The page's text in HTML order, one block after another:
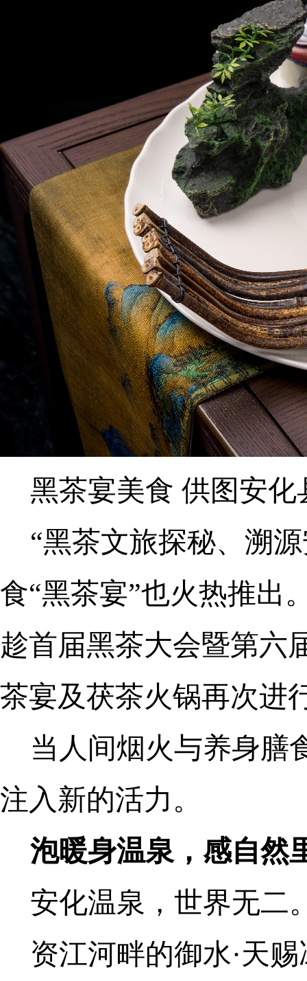
黑茶宴美食 供图安化
“黑茶文旅探秘、溯
食“黑茶宴”也火热推出
趁首届黑茶大会暨第六
茶宴及茯茶火锅再次进
当人间烟火与养身膳
注入新的活力。
泡暖身温泉，感自然
安化温泉，世界无二
资江河畔的御水·天